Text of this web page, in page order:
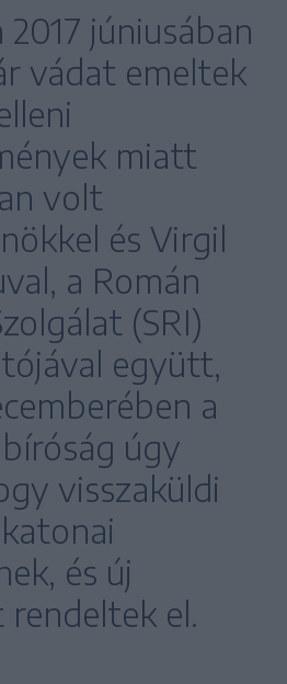
2017 júniusában
vádat emeltek
miatt
volt
és Virgil
a Román
(SRI)
együtt,
a
úgy
visszaküldi
és új
el.